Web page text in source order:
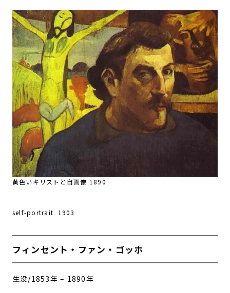
黄色いキリストと自画像 1890
self-portrait 1903
フィンセント・ファン・ゴッホ
生没/1853年 – 1890年